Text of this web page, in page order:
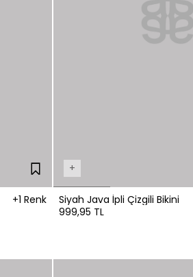
+1 Renk
+
Siyah Java İpli Çizgili Bikini
999,95 TL